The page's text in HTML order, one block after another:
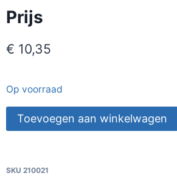
Prijs
€ 10,35
Op voorraad
Toevoegen aan winkelwagen
SKU 210021